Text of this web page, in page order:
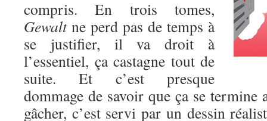
compris. En trois tomes,
Gewaltne perd pas de temps à
se justifier, il va droit à
l’essentiel, ça castagne tout de
suite. Et c’est presque
dommage de savoir que ça se
gâcher, c’est servi par un dessin